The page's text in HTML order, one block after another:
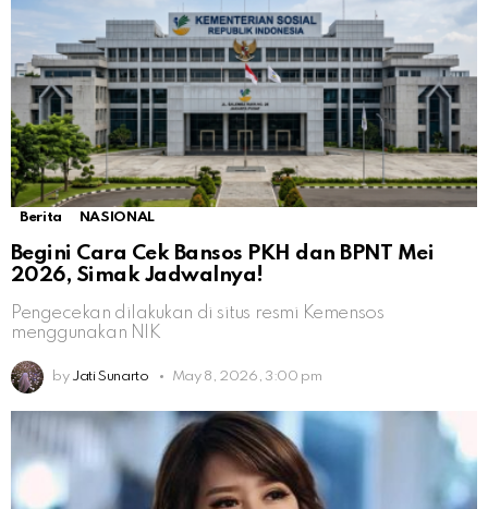
Berita NASIONAL
Begini Cara Cek Bansos PKH dan BPNT Mei
2026, Simak Jadwalnya!
Pengecekan dilakukan di situs resmi Kemensos
menggunakan NIK
by Jati Sunarto May 8, 2026, 3:00 pm